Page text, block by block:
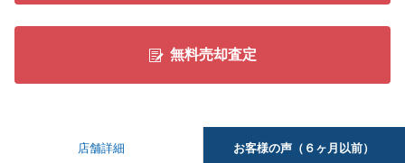
無料売却査定
店舗詳細 お客様の声（６ヶ月以前）